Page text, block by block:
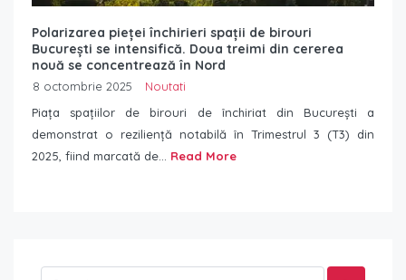
Polarizarea pieței închirieri spații de birouri
București se intensifică. Doua treimi din cererea
nouă se concentrează în Nord
8 octombrie 2025
Noutati
Piața spațiilor de birouri de închiriat din București a
demonstrat o reziliență notabilă în Trimestrul 3 (T3) din
2025, fiind marcată de... Read More